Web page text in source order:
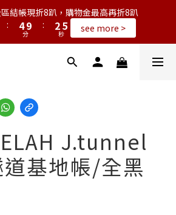
結帳現折8趴，購物金最高再折8趴
:
5
4
3
9
8
3
2
1
0
分
:
3
2
1
5
4
3
1
秒 see more >
J.tunnel
基地帳/全黑